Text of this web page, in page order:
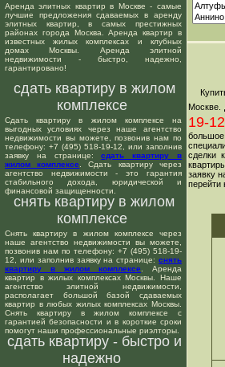
Аренда элитных квартир в Москве - самые
лучшие предложения сдаваемых в аренду
элитных квартир, в самых престижных
районах города Москва. Аренда квартир в
известных жилых комплексах и клубных
домах Москвы. Аренда элитной
недвижимости - быстро, надежно,
гарантировано!
сдать квартиру в жилом
комплексе
Сдать квартиру в жилом комплексе на
выгодных условиях через наше агентство
недвижимости вы можете, позвонив нам по
телефону: +7 (495) 518-19-12, или заполнив
заявку на странице:сдать квартиру в
жилом комплексе . Сдать квартиру через
агентство недвижимости - это гарантия
стабильного дохода, юридической и
финансовой защищенности.
снять квартиру в жилом
комплексе
Снять квартиру в жилом комплексе через
наше агентство недвижимости вы можете,
позвонив нам по телефону: +7 (495) 518-19-
12, или заполнив заявку на странице: снять
квартиру в жилом комплексе . Аренда
квартир в жилых комплексах Москвы. Наше
агентство элитной недвижимости,
располагает большой базой сдаваемых
квартир в любых жилых комплексах Москвы.
Снять квартиру в жилом комплексе с
гарантией безопасности и в короткие сроки
помогут наши профессиональные риэлторы.
сдать квартиру - быстро и
надежно
Москве.
19-12
большое
сделки
заявку
перейти